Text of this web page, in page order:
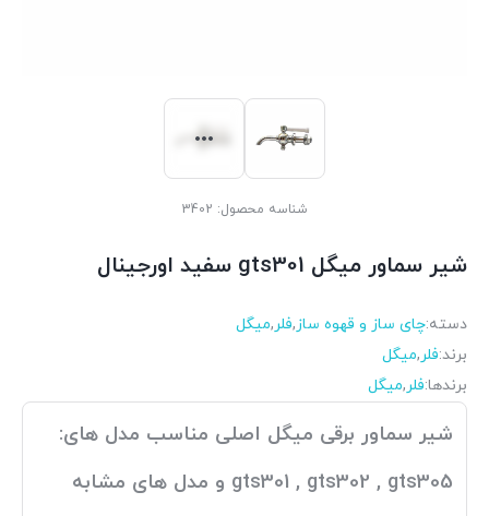
شناسه محصول: 3402
شیر سماور میگل gts301 سفید اورجینال
دسته:چای ساز و قهوه ساز,فلر,میگل
برند:فلر,میگل
برندها:فلر,میگل
شیر سماور برقی میگل اصلی مناسب مدل های:
gts301 , gts302 , gts305 و مدل های مشابه